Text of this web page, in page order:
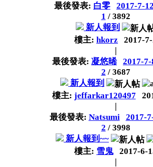
最後發表: 白零
2017-7-
1 / 3892
新人報到
樓主: hkorz
2017-
|
最後發表: 凝悠晞
2017-
2 / 3687
新人報到
樓主: jeffarkar120497
|
最後發表: Natsumi
2017-
2 / 3998
新人報到~~
樓主: 雪鬼
2017-6-
|